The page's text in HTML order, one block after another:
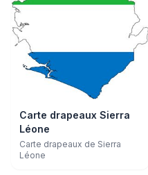
Carte drapeaux Sierra
Léone
Carte drapeaux de Sierra
Léone